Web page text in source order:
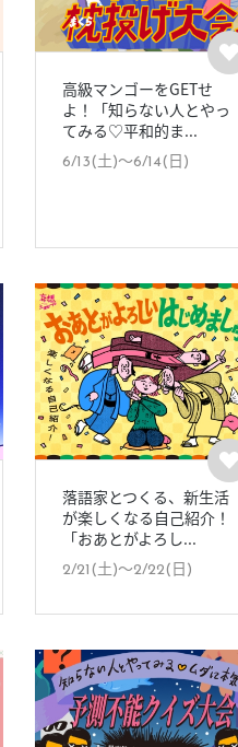
高級マンゴーをGETせ
よ！「知らない人とやっ
てみる♡平和的ま...
6/13(土)〜6/14(日)
落語家とつくる、新生活
が楽しくなる自己紹介！
「おあとがよろし...
2/21(土)〜2/22(日)